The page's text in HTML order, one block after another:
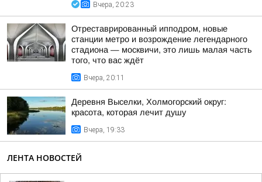
Вчера, 20:23
Отреставрированный ипподром, новые
станции метро и возрождение легендарного
стадиона — москвичи, это лишь малая часть
того, что вас ждёт
Вчера, 20:11
Деревня Выселки, Холмогорский округ:
красота, которая лечит душу
Вчера, 19:33
ЛЕНТА НОВОСТЕЙ